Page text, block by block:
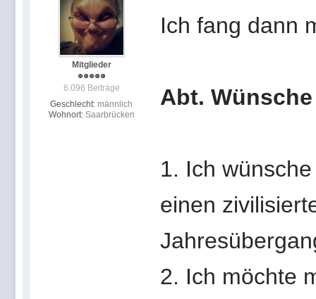
Mitglieder
6.096 Beiträge
Geschlecht: männlich
Wohnort: Saarbrücken
Ich fang dann
Abt.
1. Ich
einen
2. Ich möchte